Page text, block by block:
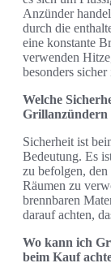
Anzünder
durch die
eine konstante
verwenden
besonders
Welche
Grillanzündern
Sicherheit ist
Bedeutung. Es
zu befolgen,
Räumen zu
brennbaren
darauf achten,
Wo kann ich
beim Kauf